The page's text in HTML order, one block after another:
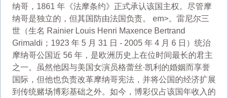
纳哥，1861 年《法摩条约》正式承认该国主权。尽管摩
纳哥是独立的，但其国防由法国负责。 em>。雷尼尔三
世（生名 Rainier Louis Henri Maxence Bertrand
Grimaldi；1923 年 5 月 31 日 - 2005 年 4 月 6 日）统治
摩纳哥公国近 56 年，是欧洲历史上在位时间最长的君主
之一。虽然他因与美国女演员格蕾丝·凯利的婚姻而享誉
国际，但他也负责改革摩纳哥宪法，并将公国的经济扩展
到传统赌场博彩基础之外。如今，博彩仅占该国年收入的